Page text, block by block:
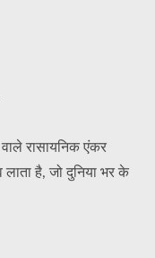
वाले रासायनिक एंकर
लाता है, जो दुनिया भर के